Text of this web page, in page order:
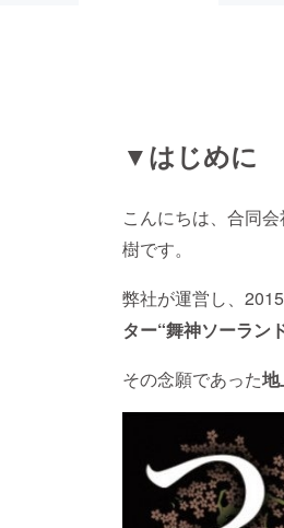
▼はじめに
こんにちは、合同
樹です。
弊社が運営し、
ター“舞神ソーラン
その念願であった地